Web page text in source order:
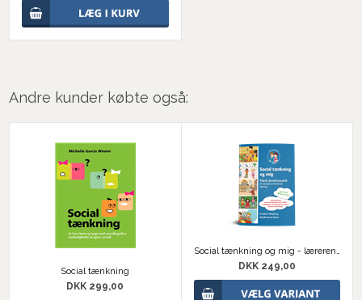
Andre kunder købte også:
Social tænkning
DKK 299,00
Social tænkning og mig - lærerens bog
DKK 249,00